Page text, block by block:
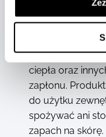
Woda toaletowa
substancją
rozpylania w
ciepła oraz
zapłonu.
do użytku
spożywać ani
zapach na skórę.